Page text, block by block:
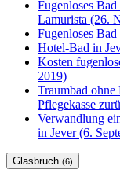
Fugenloses
Lamurista (26.
Fugenloses
Hotel-Bad in
Kosten
2019)
Traumbad
Pflegekasse
Verwandlung
in Jever (6.
Glasbruch (6)